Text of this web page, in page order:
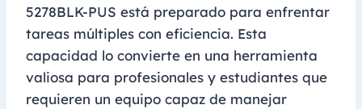
5278BLK-PUS está preparado para enfrentar
tareas múltiples con eficiencia. Esta
capacidad lo convierte en una herramienta
valiosa para profesionales y estudiantes que
requieren un equipo capaz de manejar